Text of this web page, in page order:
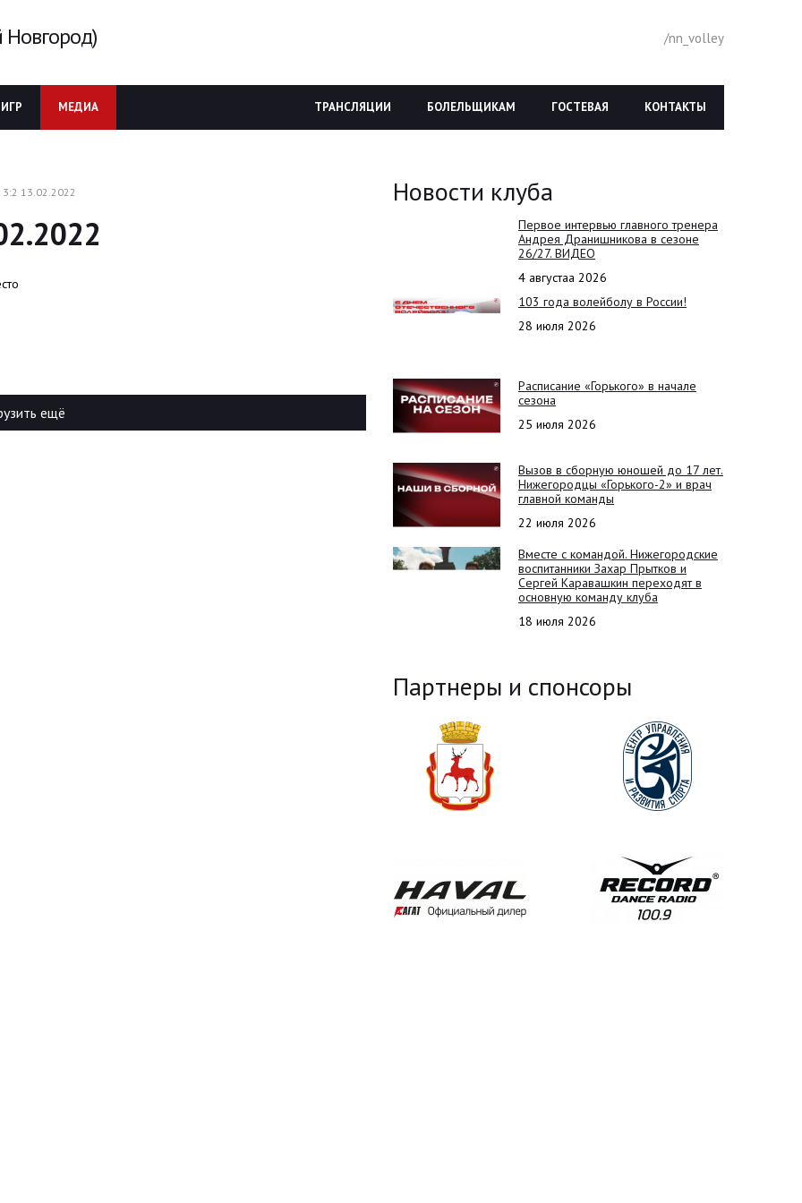
/nn_volley
МЕДИА КОНТАКТЫ
ГОСТЕВАЯ
БОЛЕЛЬЩИКАМ
ТРАНСЛЯЦИИ
13.02.2022
ещё
Новости клуба
Первое интервью главного тренера
Андрея Дранишникова в сезоне
26/27. ВИДЕО
4 августаа 2026
103 года волейболу в России!
28 июля 2026
Расписание «Горького» в начале
сезона
25 июля 2026
Вызов в сборную юношей до 17 лет.
Нижегородцы «Горького-2» и врач
главной команды
22 июля 2026
Вместе с командой. Нижегородские
воспитанники Захар Прытков и
Сергей Каравашкин переходят в
основную команду клуба
18 июля 2026
Партнеры и спонсоры